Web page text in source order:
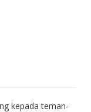
kepada teman-